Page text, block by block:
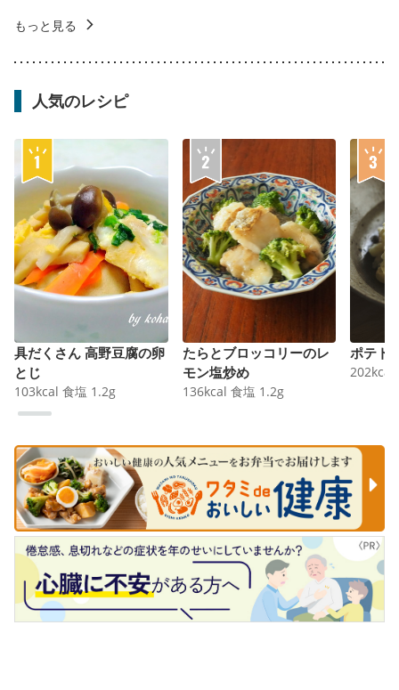
もっと見る
人気のレシピ
具だくさん 高野豆腐の卵
とじ
103kcal 食塩 1.2g
たらとブロッコリーのレ
モン塩炒め
136kcal 食塩 1.2g
ポテト
202kcal